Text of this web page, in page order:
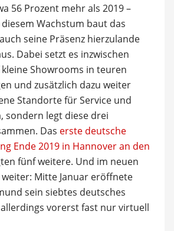
56 Prozent mehr als 2019 –
Wachstum baut das
seine Präsenz hierzulande
Dabei setzt es inzwischen
Showrooms in teuren
und zusätzlich dazu weiter
Standorte für Service und
sondern legt diese drei
Das erste deutsche
Ende 2019 in Hannover an den
fünf weitere. Und im neuen
weiter: Mitte Januar eröffnete
sein siebtes deutsches
vorerst fast nur virtuell